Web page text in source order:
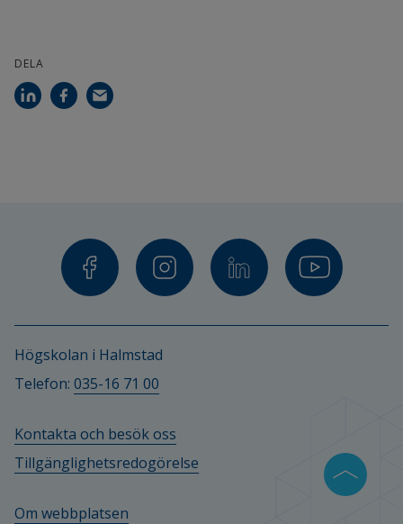
DELA
Högskolan i Halmstad
Telefon: 035-16 71 00
Kontakta och besök oss
Tillgänglighetsredogörelse
Om webbplatsen